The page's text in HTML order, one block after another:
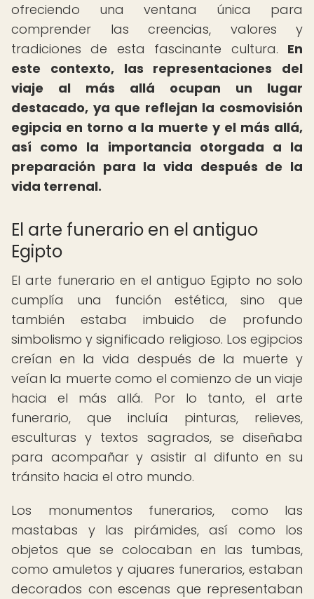
ofreciendo una ventana única para
comprender las creencias, valores y
tradiciones de esta fascinante cultura. En
este contexto, las representaciones del
viaje al más allá ocupan un lugar
destacado, ya que reflejan la cosmovisión
egipcia en torno a la muerte y el más allá,
así como la importancia otorgada a la
preparación para la vida después de la
vida terrenal.
El arte funerario en el antiguo
Egipto
El arte funerario en el antiguo Egipto no solo
cumplía una función estética, sino que
también estaba imbuido de profundo
simbolismo y significado religioso. Los egipcios
creían en la vida después de la muerte y
veían la muerte como el comienzo de un viaje
hacia el más allá. Por lo tanto, el arte
funerario, que incluía pinturas, relieves,
esculturas y textos sagrados, se diseñaba
para acompañar y asistir al difunto en su
tránsito hacia el otro mundo.
Los monumentos funerarios, como las
mastabas y las pirámides, así como los
objetos que se colocaban en las tumbas,
como amuletos y ajuares funerarios, estaban
decorados con escenas que representaban